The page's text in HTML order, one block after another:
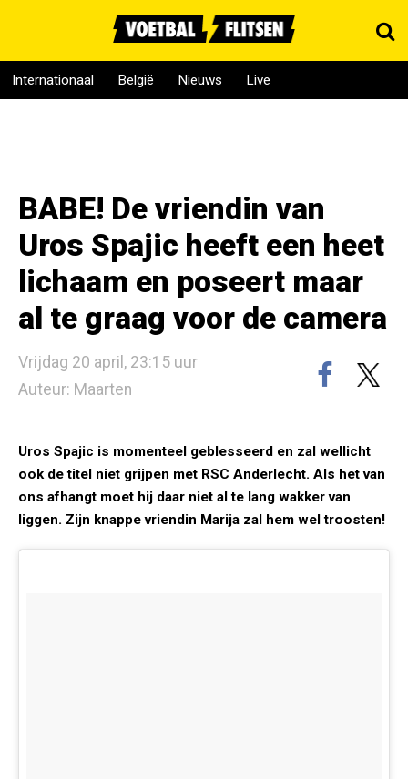
Internationaal België Nieuws Live
BABE! De vriendin van
Uros Spajic heeft een heet
lichaam en poseert maar
al te graag voor de camera
Vrijdag 20 april, 23:15 uur
Auteur: Maarten
Uros Spajic is momenteel geblesseerd en zal wellicht
ook de titel niet grijpen met RSC Anderlecht. Als het van
ons afhangt moet hij daar niet al te lang wakker van
liggen. Zijn knappe vriendin Marija zal hem wel troosten!